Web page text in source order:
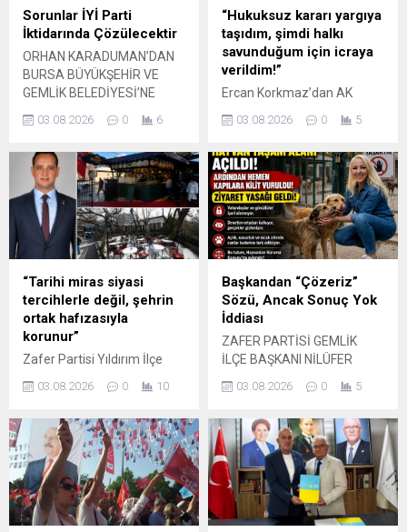
ederek yeni kurulan siyasi
oluşumlara katılan belediye
başkanları ve belediye
meclis üyeleri üzerinden
başlayan tartışmalar
siyaset...
oluşturduğunu belirterek
yetkililere acil müdahale
çağrısında bulundu. Bakış,
özellikle yaz aylarında hava
kuru...
Sorunlar İYİ Parti
İktidarında Çözülecektir
ORHAN KARADUMAN’DAN
BURSA BÜYÜKŞEHİR VE
GEMLİK BELEDİYESİ’NE
SERT TEPKİ: “VATANDAŞIN
HUZURU PROJELERE
– İYİ Parti Gemlik İlçe
Başkanı Orhan Karaduman,
yönetim kurulu üyeleriyle
birlikte Bursa Büyükşehir
Belediyesi tarafından
Gemlik sahilinde sürdürülen
düzenleme çalışmalarını
yerinde incelediklerini
belirterek, özellikle
Kayıkhane bölgesindeki
gösterdi. Karaduman,
gençlerin spor yapmasına...
03.08.2026 0 6
“Hukuksuz kararı yargıya
taşıdım, şimdi halkı
savunduğum için icraya
verildim!”
Ercan Korkmaz’dan AK
Partili Alinur Aktaş
dönemine sert tepki…
CHP Bursa Büyükşehir
Belediye Meclis Üyesi Ercan
Korkmaz, AK Partili eski
Bursa Büyükşehir Belediye
Başkanı Alinur Aktaş
döneminde alınan ve
milyonlarca emekli ile 65 yaş
üstü vatandaşı doğrudan
etkileyen belediye meclis
açıklamalarda bulundu....
03.08.2026 0 5
“Tarihi miras siyasi
tercihlerle değil, şehrin
ortak hafızasıyla
korunur”
Zafer Partisi Yıldırım İlçe
Bursa’da Tarihi Mahfel
Hafızasını Kirletmenize İzin
Vermeyeceğiz!” “Tarihi
miras siyasi tercihlerle değil,
şehrin ortak hafızasıyla
korunur” Bursa’da tarihi
yapılar ve kültürel miras
03.08.2026 0 10
Başkandan “Çözeriz”
Sözü, Ancak Sonuç Yok
İddiası
ZAFER PARTİSİ GEMLİK
İLÇE BAŞKANI NİLÜFER
BELEDİYESİ’NE SERT TEPKİ:
YAŞAM HAKKI KEYFİ
KARARLARA TESLİM
EDİLEMEZ” Zafer Partisi
Gemlik İlçe Başkanı Nilüfer
Toprakçı, Gemlik
Belediyesi’nde yaşandığını
03.08.2026 0 5